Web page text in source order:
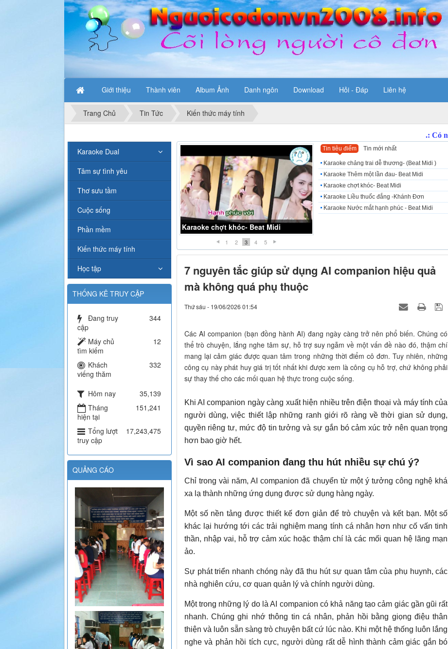
Giới thiệu Thành viên Album Ảnh Danh ngôn Download Hỏi - Đáp Liên hệ
Trang Chủ Tin Tức Kiến thức máy tính
Karaoke chợt khóc- Beat Midi
1 2 3 4 5
Tin tiêu điểm Tin mới nhất
Karaoke chảng trai dễ thương- (Beat Midi )
Karaoke Thêm một lần đau- Beat Midi
Karaoke chợt khóc- Beat Midi
Karaoke Liều thuốc đắng -Khánh Đơn
Karaoke Nước mắt hạnh phúc - Beat Midi
7 nguyên tắc giúp sử dụng AI companion hiệu quả
mà không quá phụ thuộc
Thứ sáu - 19/06/2026 01:54
Các AI companion (bạn đồng hành AI) đang ngày càng trở nên phổ biến. Chúng có
thể trò chuyện, lắng nghe tâm sự, hỗ trợ suy ngẫm về một vấn đề nào đó, thậm chí
mang lại cảm giác được quan tâm trong những thời điểm cô đơn. Tuy nhiên, những
công cụ này phát huy giá trị tốt nhất khi được xem là công cụ hỗ trợ, chứ không phải
sự thay thế cho các mối quan hệ thực trong cuộc sống.
Khi AI companion ngày càng xuất hiện nhiều trên điện thoại và máy tính của
người dùng, việc thiết lập những ranh giới rõ ràng về thời gian sử dụng,
quyền riêng tư, mức độ tin tưởng và sự gắn bó cảm xúc trở nên quan trọng
hơn bao giờ hết.
Vì sao AI companion đang thu hút nhiều sự chú ý?
Chỉ trong vài năm, AI companion đã chuyển từ một ý tưởng công nghệ khá
xa lạ thành những ứng dụng được sử dụng hàng ngày.
Một số nền tảng được thiết kế đơn giản để trò chuyện và kết bạn. Một số
khác lại hướng tới các trải nghiệm mang tính cá nhân hơn như cố vấn tinh
thần, nhập vai, hỗ trợ cảm xúc hoặc thậm chí là các mối quan hệ lãng mạn
ảo.
Sự phát triển nhanh chóng này đã thu hút sự quan tâm của phụ huynh, các
nhà nghiên cứu, cơ quan quản lý và chính người dùng.
Một trong những lý do là AI companion có khả năng tạo cảm giác gần gũi rất
nhanh. Chúng ghi nhớ thông tin cá nhân, phản hồi bằng giọng điệu thân
thiện và luôn sẵn sàng trò chuyện bất cứ lúc nào. Khi một hệ thống luôn lắng
nghe và phản hồi tích cực, người dùng rất dễ hình thành cảm giác gắn bó
Karaoke Dual
Tâm sự tình yêu
Thơ sưu tầm
Cuộc sống
Phần mềm
Kiến thức máy tính
Học tập
THỐNG KÊ TRUY CẬP
Đang truy
cập
344
Máy chủ
tìm kiếm
12
Khách
viếng thăm
332
Hôm nay
35,139
Tháng
hiện tại
151,241
Tổng lượt
truy cập
17,243,475
QUẢNG CÁO